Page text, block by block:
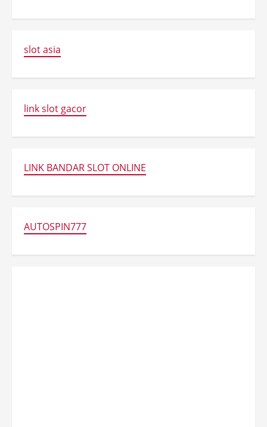
slot asia
link slot gacor
LINK BANDAR SLOT ONLINE
AUTOSPIN777